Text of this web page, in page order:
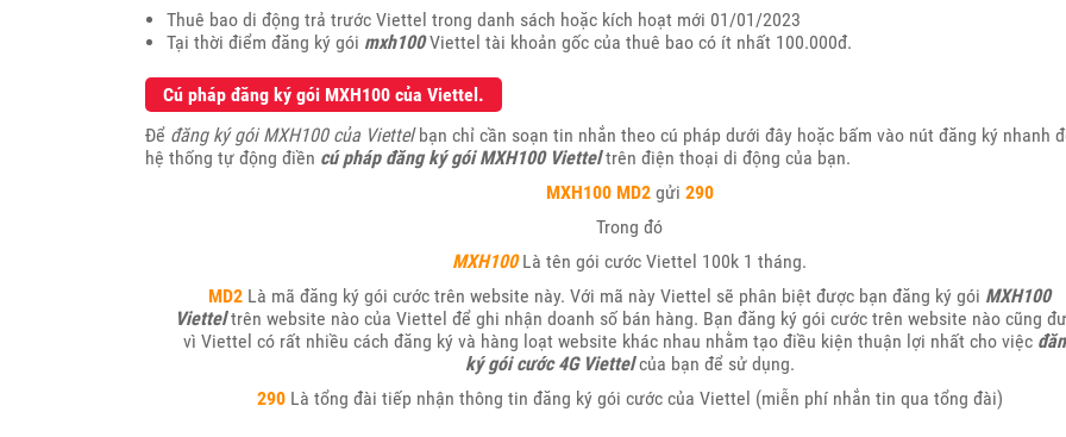
Thuê bao di động trả trước Viettel trong danh sách hoặc kích hoạt mới 01/01/2023
Tại thời điểm đăng ký gói mxh100Viettel tài khoản gốc của thuê bao có ít nhất 100.000đ.
Cú pháp đăng ký gói MXH100 của Viettel.
Để đăng ký gói MXH100 của Viettelbạn chỉ cần soạn tin nhắn theo cú pháp dưới đây hoặc bấm vào nút đăng ký nhanh
hệ thống tự động điền cú pháp đăng ký gói MXH100 Vietteltrên điện thoại di động của bạn.
MXH100 MD2gửi 290
Trong đó
MXH100 Là tên gói cước Viettel 100k 1 tháng.
MD2 Là mã đăng ký gói cước trên website này. Với mã này Viettel sẽ phân biệt được bạn đăng ký gói MXH100
Vietteltrên website nào của Viettel để ghi nhận doanh số bán hàng. Bạn đăng ký gói cước trên website nào cũng
vì Viettel có rất nhiều cách đăng ký và hàng loạt website khác nhau nhằm tạo điều kiện thuận lợi nhất cho việc
ký gói cước 4G Viettelcủa bạn để sử dụng.
290Là tổng đài tiếp nhận thông tin đăng ký gói cước của Viettel (miễn phí nhắn tin qua tổng đài)